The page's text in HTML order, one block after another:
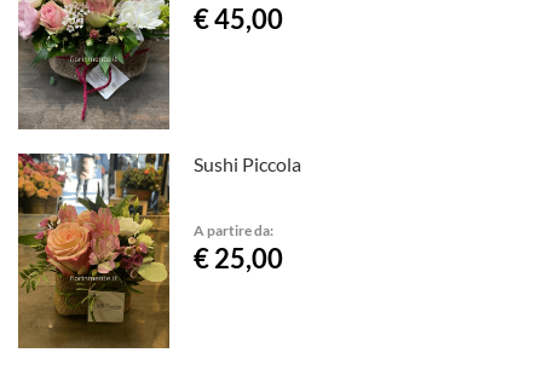
€ 45,00
Sushi Piccola
A partire da:
€ 25,00